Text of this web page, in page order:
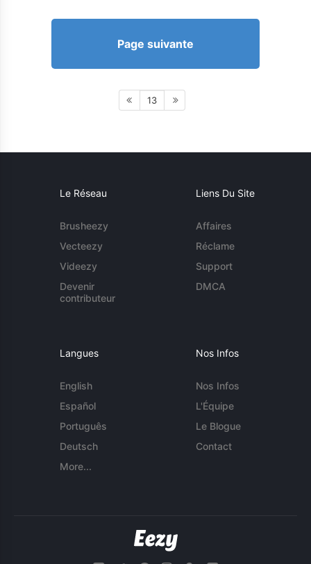
Page suivante
13
Le Réseau
Brusheezy
Vecteezy
Videezy
Devenir
contributeur
Liens Du Site
Affaires
Réclame
Support
DMCA
Langues
English
Español
Português
Deutsch
More...
Nos Infos
Nos Infos
L'Équipe
Le Blogue
Contact